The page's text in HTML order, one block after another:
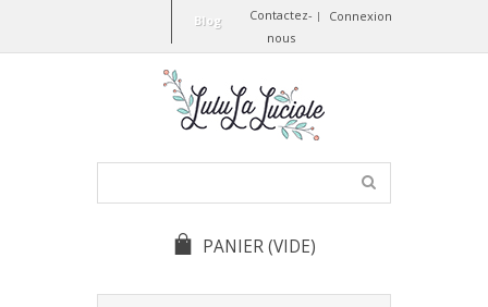
Connexion
Contactez-
nous
Blog
PANIER(VIDE)